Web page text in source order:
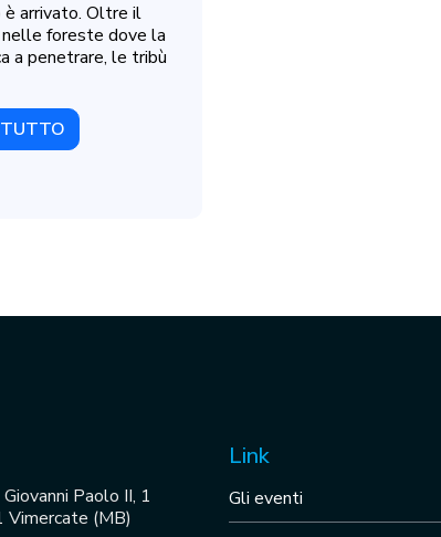
è arrivato. Oltre il
nelle foreste dove la
a penetrare, le tribù
TUTTO
Paolo II, 1
(MB)
Link
Gli eventi